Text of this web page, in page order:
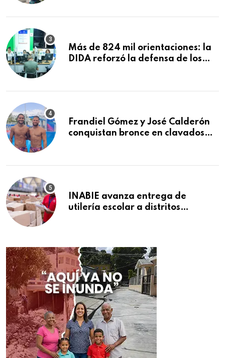
Macorís
Más de 824 mil orientaciones: la
DIDA reforzó la defensa de los
Frandiel Gómez y José Calderón
conquistan bronce en clavados
INABIE avanza entrega de
utilería escolar a distritos